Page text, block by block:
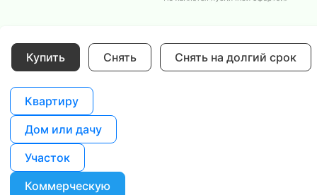
Купить Снять Снять на долгий срок
Квартиру
Дом или дачу
Участок
Коммерческую